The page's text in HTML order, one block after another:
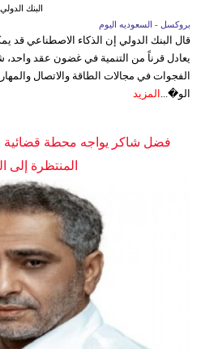
البنك الدولي
بروكسل - السعوديه اليوم
قال البنك الدولي إن الذكاء الاصطناعي قد
يعادل قرناً من التنمية في غضون عقد
الفجوات في مجالات الطاقة والاتصال
الو�... المزيد
فضل شاكر يواجه محطة قضائية
المنتظرة إلى